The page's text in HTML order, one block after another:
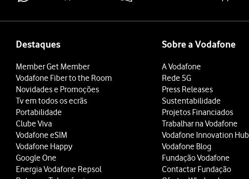
Destaques
Member Get Member
Vodafone Fiber to the Room
Novidades e Promoções
Tv em todos os ecrãs
Portabilidade
Clube Viva
Vodafone eSIM
Vodafone Happy
Google One
Energia Vodafone Repsol
Sobre a Vodafone
A Vodafone
Rede 5G
Press Releases
Sustentabilidade
Projetos Financiados
Trabalhar na Vodafone
Vodafone Innovation Hub
Vodafone Blog
Fundação Vodafone
Contactar Fundação